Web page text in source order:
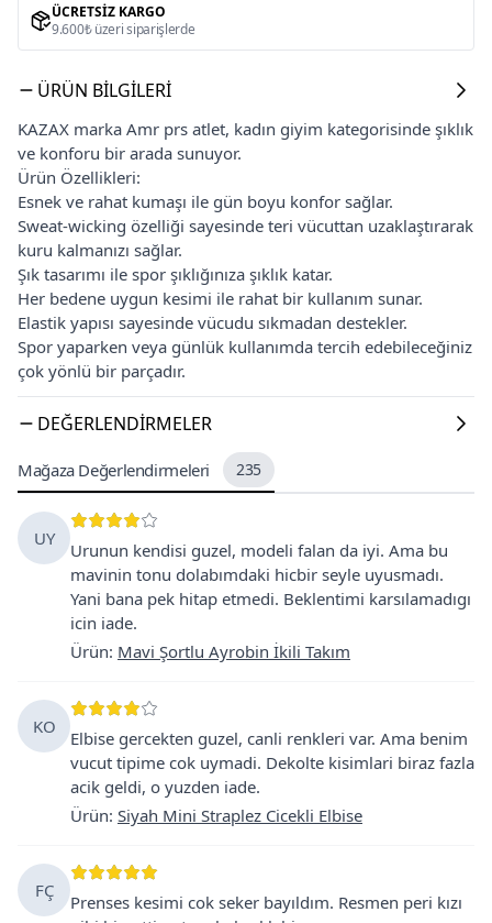
ÜCRETSIZ KARGO
9.600₺ üzeri siparişlerde
ÜRÜN BILGILERI
KAZAX marka Amr prs atlet, kadın giyim kategorisinde şıklık
ve konforu bir arada sunuyor.
Ürün Özellikleri:
Esnek ve rahat kumaşı ile gün boyu konfor sağlar.
Sweat-wicking özelliği sayesinde teri vücuttan uzaklaştırarak
kuru kalmanızı sağlar.
Şık tasarımı ile spor şıklığınıza şıklık katar.
Her bedene uygun kesimi ile rahat bir kullanım sunar.
Elastik yapısı sayesinde vücudu sıkmadan destekler.
Spor yaparken veya günlük kullanımda tercih edebileceğiniz
çok yönlü bir parçadır.
DEĞERLENDIRMELER
Mağaza Değerlendirmeleri 235
UY
Urunun kendisi guzel, modeli falan da iyi. Ama bu
mavinin tonu dolabımdaki hicbir seyle uyusmadı.
Yani bana pek hitap etmedi. Beklentimi karsılamadıgı
icin iade.
Ürün: Mavi Şortlu Ayrobin İkili Takım
KO
Elbise gercekten guzel, canli renkleri var. Ama benim
vucut tipime cok uymadi. Dekolte kisimlari biraz fazla
acik geldi, o yuzden iade.
Ürün: Siyah Mini Straplez Cicekli Elbise
FÇ
Prenses kesimi cok seker bayıldım. Resmen peri kızı